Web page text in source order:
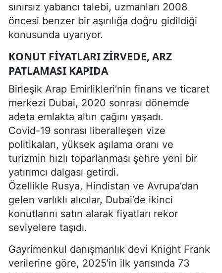
sınırsız yabancı talebi, uzmanları 2008
öncesi benzer bir aşırılığa doğru gidildiği
konusunda uyarıyor.
KONUT FIYATLARI ZIRVEDE, ARZ
PATLAMASI KAPIDA
Birleşik Arap Emirlikleri’nin finans ve ticaret
merkezi Dubai, 2020 sonrası dönemde
adeta emlakta altın çağını yaşadı.
Covid-19 sonrası liberalleşen vize
politikaları, yüksek aşılama oranı ve
turizmin hızlı toparlanması şehre yeni bir
yatırımcı dalgası getirdi.
Özellikle Rusya, Hindistan ve Avrupa’dan
gelen varlıklı alıcılar, Dubai’de ikinci
konutlarını satın alarak fiyatları rekor
seviyelere taşıdı.
Gayrimenkul danışmanlık devi Knight Frank
verilerine göre, 2025’in ilk yarısında 73